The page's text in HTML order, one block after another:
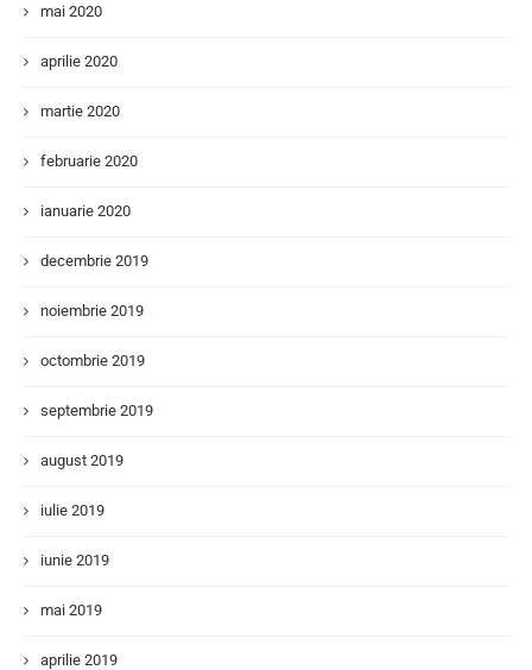
mai 2020
aprilie 2020
martie 2020
februarie 2020
ianuarie 2020
decembrie 2019
noiembrie 2019
octombrie 2019
septembrie 2019
august 2019
iulie 2019
iunie 2019
mai 2019
aprilie 2019